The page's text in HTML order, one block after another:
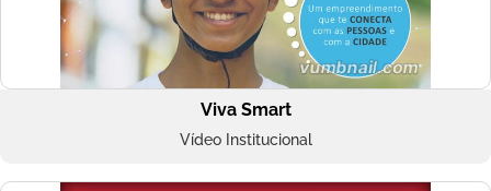
Viva Smart
Vídeo Institucional